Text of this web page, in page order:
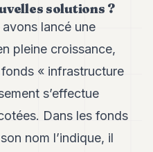
solutions ?
lancé une
pleine croissance,
« infrastructure
s’effectue
Dans les fonds
nom l’indique, il